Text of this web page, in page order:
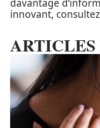
davantage
innovant,